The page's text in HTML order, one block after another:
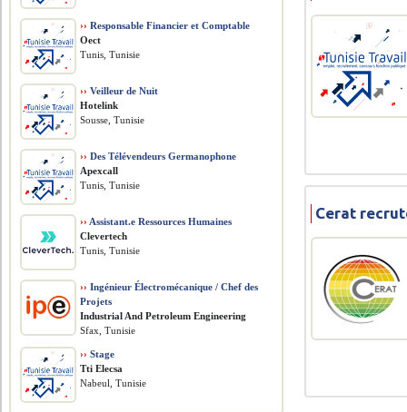
Cerat
›› Responsable Financier et Comptable
Oect
Tunis, Tunisie
›› Veilleur de Nuit
Hotelink
Sousse, Tunisie
›› Des Télévendeurs Germanophone
Apexcall
Tunis, Tunisie
›› Assistant.e Ressources Humaines
Clevertech
Tunis, Tunisie
›› Ingénieur Électromécanique / Chef des
Projets
​Industrial And Petroleum Engineering
Sfax, Tunisie
›› Stage
Tti Elecsa
Nabeul, Tunisie